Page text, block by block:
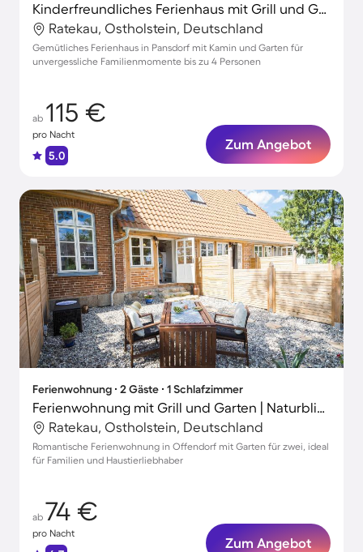
Kinderfreundliches Ferienhaus mit Grill und Garten
Ratekau, Ostholstein, Deutschland
Gemütliches Ferienhaus in Pansdorf mit Kamin und Garten für
unvergessliche Familienmomente bis zu 4 Personen
ab 115 €
pro Nacht
5.0
Zum Angebot
Ferienwohnung ∙ 2 Gäste ∙ 1 Schlafzimmer
Ferienwohnung mit Grill und Garten | Naturblick
Ratekau, Ostholstein, Deutschland
Romantische Ferienwohnung in Offendorf mit Garten für zwei, ideal
für Familien und Haustierliebhaber
ab 74 €
pro Nacht
Zum Angebot